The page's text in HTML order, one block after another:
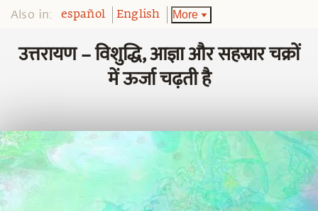
Also in: español English More
उत्तरायण – विशुद्धि, आज्ञा और सहस्रार चक्रों
में ऊर्जा चढ़ती है